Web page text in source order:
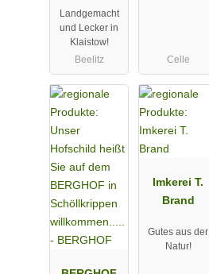
Klaistow
Landgemacht
und Lecker in
Klaistow!
Beelitz
Celle
Imkerei T.
Brand
Gutes aus der
Natur!